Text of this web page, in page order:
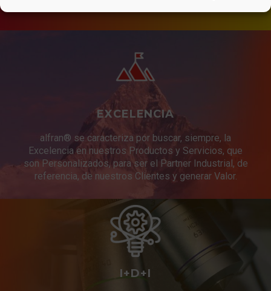
EXCELENCIA
alfran® se caracteriza por buscar, siempre, la
Excelencia en nuestros Productos y Servicios, que
son Personalizados, para ser el Partner Industrial, de
referencia, de nuestros Clientes y generar Valor.
I+D+I